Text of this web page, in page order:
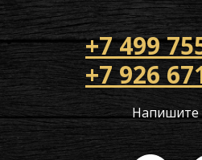
+7 499
+7 926
Напишите